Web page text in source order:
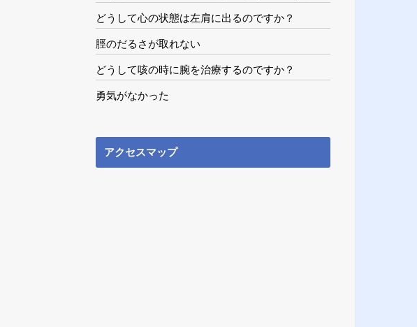
どうして心の状態は左肩に出るのですか？
脛のだるさが取れない
どうして咳の時に腕を治療するのですか？
勇気がなかった
アクセスマップ